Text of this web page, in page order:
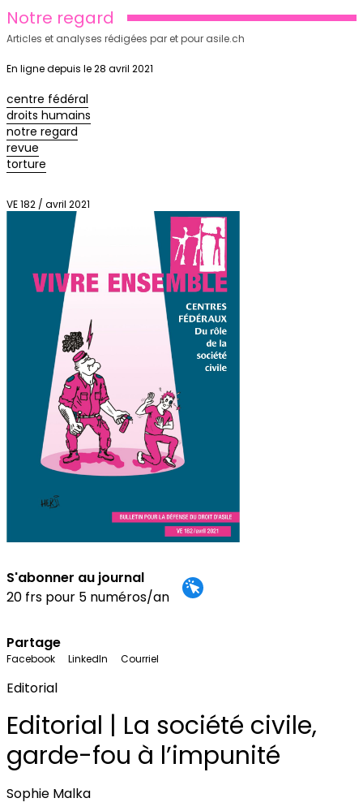
Notre regard
Articles et analyses rédigées par et pour asile.ch
En ligne depuis le 28 avril 2021
centre fédéral
droits humains
notre regard
revue
torture
VE 182 / avril 2021
S'abonner au journal
20 frs pour 5 numéros/an
Partage
Facebook LinkedIn Courriel
Editorial
Editorial | La société civile,
garde-fou à l’impunité
Sophie Malka